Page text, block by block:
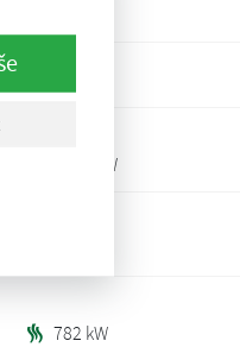
1146 kW
782 kW